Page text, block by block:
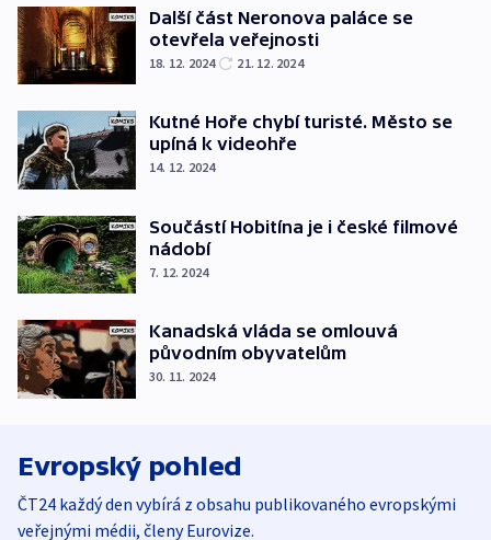
Další část Neronova paláce se
otevřela veřejnosti
18. 12. 2024 21. 12. 2024
Kutné Hoře chybí turisté. Město se
upíná k videohře
14. 12. 2024
Součástí Hobitína je i české filmové
nádobí
7. 12. 2024
Kanadská vláda se omlouvá
původním obyvatelům
30. 11. 2024
Evropský pohled
ČT24 každý den vybírá z obsahu publikovaného evropskými
veřejnými médii, členy Eurovize.